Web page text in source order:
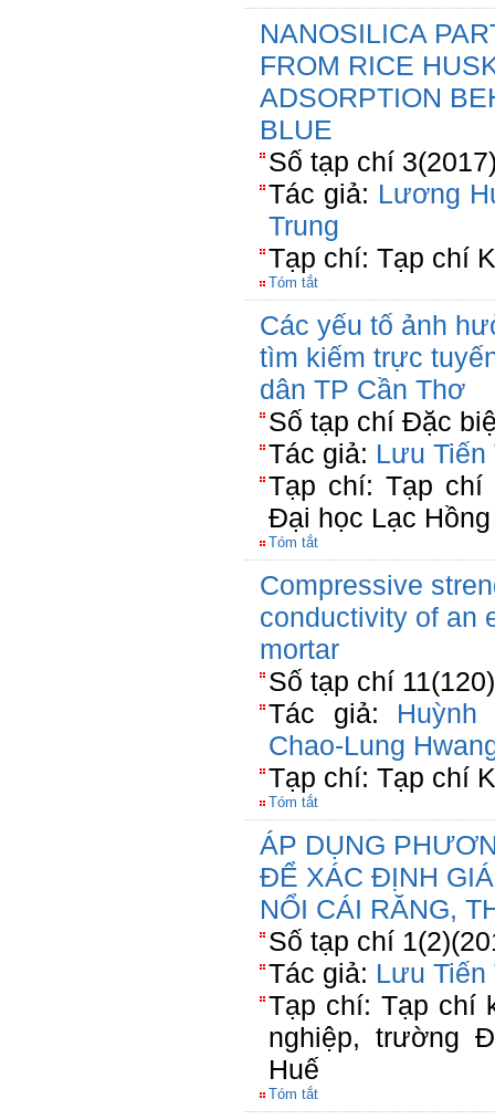
NANOSILICA
FROM RICE
ADSORPTION
BLUE
Số tạp chí
Tác giả: Lương
Trung
Tạp chí: Tạp chí
Tóm tắt
Các yếu tố ảnh
tìm kiếm trực
dân TP Cần Thơ
Số tạp chí Đặc
Tác giả: Lưu Tiến
Tạp chí: Tạp chí
Đại học Lạc Hồng
Tóm tắt
Compressive
conductivity of an
mortar
Số tạp chí
Tác giả: Huỳnh
Chao-Lung
Tạp chí: Tạp chí
Tóm tắt
ÁP DỤNG
ĐỂ XÁC ĐỊNH
NỔI CÁI RĂNG,
Số tạp chí
Tác giả: Lưu Tiến
Tạp chí: Tạp chí
nghiệp, trường
Huế
Tóm tắt